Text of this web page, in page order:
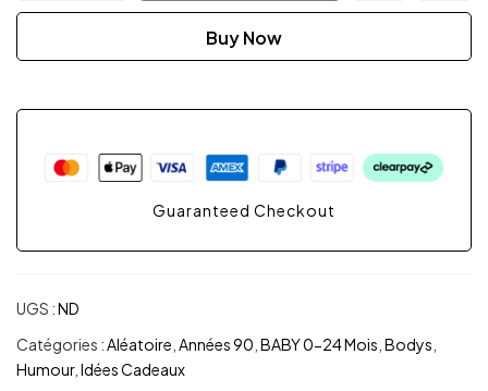
Buy Now
Guaranteed Checkout
UGS :ND
Catégories :Aléatoire Années 90 BABY 0-24 Mois Bodys
Humour, Idées Cadeaux